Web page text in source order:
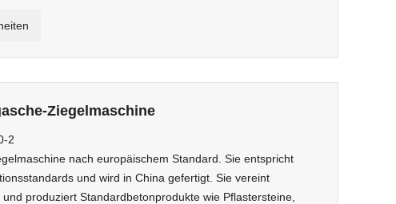
Ziegelmaschine
2
nach europäischem Standard. Sie entspricht
und wird in China gefertigt. Sie vereint
produziert Standardbetonprodukte wie Pflastersteine,